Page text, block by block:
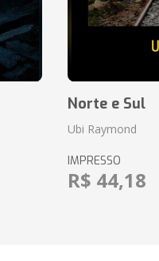
Norte e Sul
Ubi Raymond
IMPRESSO
R$ 44,18